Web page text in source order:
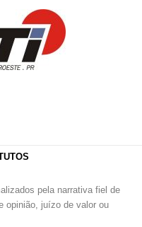
pela narrativa fiel de
opinião, juízo de valor ou